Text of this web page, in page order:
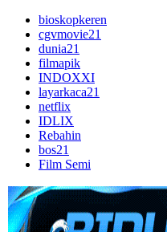
bioskopkeren
cgvmovie21
dunia21
filmapik
INDOXXI
layarkaca21
netflix
IDLIX
Rebahin
bos21
Film Semi